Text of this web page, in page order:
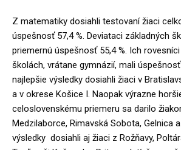
Z matematiky dosiahli testovaní žiaci
úspešnosť 57,4 %. Deviataci základných
priemernú úspešnosť 55,4 %. Ich
školách, vrátane gymnázií, mali
najlepšie výsledky dosiahli žiaci v
a v okrese Košice I. Naopak výrazne
celoslovenskému priemeru sa darilo
Medzilaborce, Rimavská Sobota, Gelnica
výsledky dosiahli aj žiaci z Rožňavy,